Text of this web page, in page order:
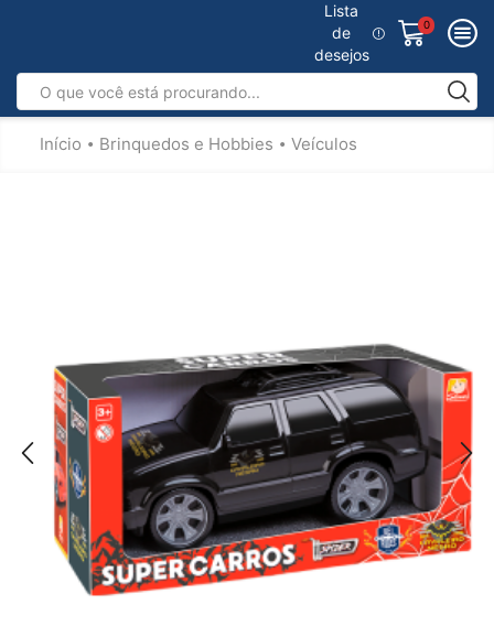
Lista
de
desejos
0
Início • Brinquedos e Hobbies • Veículos